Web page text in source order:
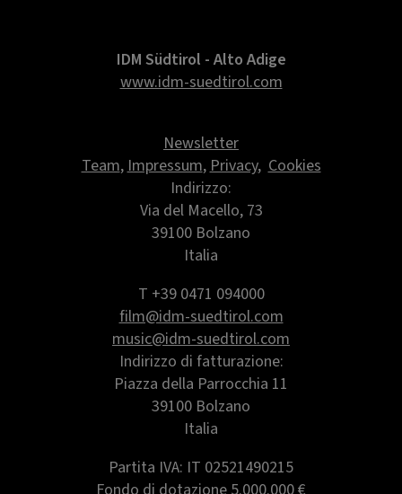
IDM Südtirol - Alto Adige
www.idm-suedtirol.com
Newsletter
Team,Impressum,Privacy,Cookies
Indirizzo:
Via del Macello, 73
39100 Bolzano
Italia
T +39 0471 094000
film@idm-suedtirol.com
music@idm-suedtirol.com
Indirizzo di fatturazione:
Piazza della Parrocchia 11
39100 Bolzano
Italia
Partita IVA: IT 02521490215